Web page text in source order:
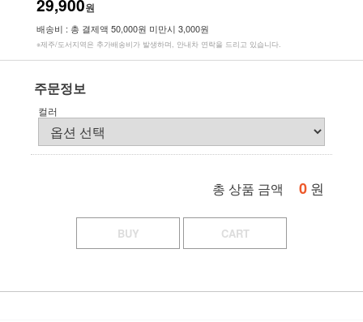
29,900원
배송비 : 총 결제액 50,000원 미만시 3,000원
※제주/도서지역은 추가배송비가 발생하며, 안내차 연락을 드리고 있습니다.
주문정보
컬러
총 상품 금액 0 원
BUY CART